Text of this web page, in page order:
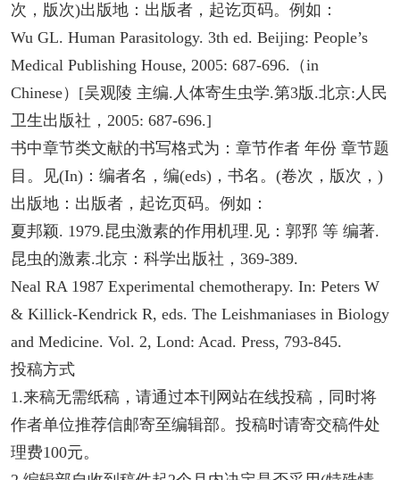
次，版次)出版地：出版者，起讫页码。例如：
Wu GL. Human Parasitology. 3th ed. Beijing: People’s
Medical Publishing House, 2005: 687-696.（in
Chinese）[吴观陵 主编.人体寄生虫学.第3版.北京:人民
卫生出版社，2005: 687-696.]
书中章节类文献的书写格式为：章节作者 年份 章节题
目。见(In)：编者名，编(eds)，书名。(卷次，版次，)
出版地：出版者，起讫页码。例如：
夏邦颖. 1979.昆虫激素的作用机理.见：郭郛 等 编著.
昆虫的激素.北京：科学出版社，369-389.
Neal RA 1987 Experimental chemotherapy. In: Peters W
& Killick-Kendrick R, eds. The Leishmaniases in Biology
and Medicine. Vol. 2, Lond: Acad. Press, 793-845.
投稿方式
1.来稿无需纸稿，请通过本刊网站在线投稿，同时将
作者单位推荐信邮寄至编辑部。投稿时请寄交稿件处
理费100元。